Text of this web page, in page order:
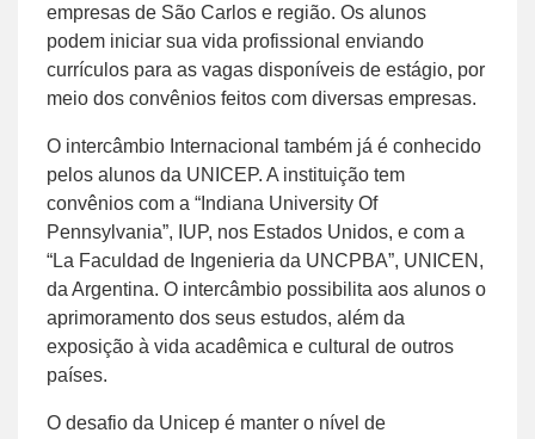
empresas de São Carlos e região. Os alunos
podem iniciar sua vida profissional enviando
currículos para as vagas disponíveis de estágio, por
meio dos convênios feitos com diversas empresas.
O intercâmbio Internacional também já é conhecido
pelos alunos da UNICEP. A instituição tem
convênios com a “Indiana University Of
Pennsylvania”, IUP, nos Estados Unidos, e com a
“La Faculdad de Ingenieria da UNCPBA”, UNICEN,
da Argentina. O intercâmbio possibilita aos alunos o
aprimoramento dos seus estudos, além da
exposição à vida acadêmica e cultural de outros
países.
O desafio da Unicep é manter o nível de